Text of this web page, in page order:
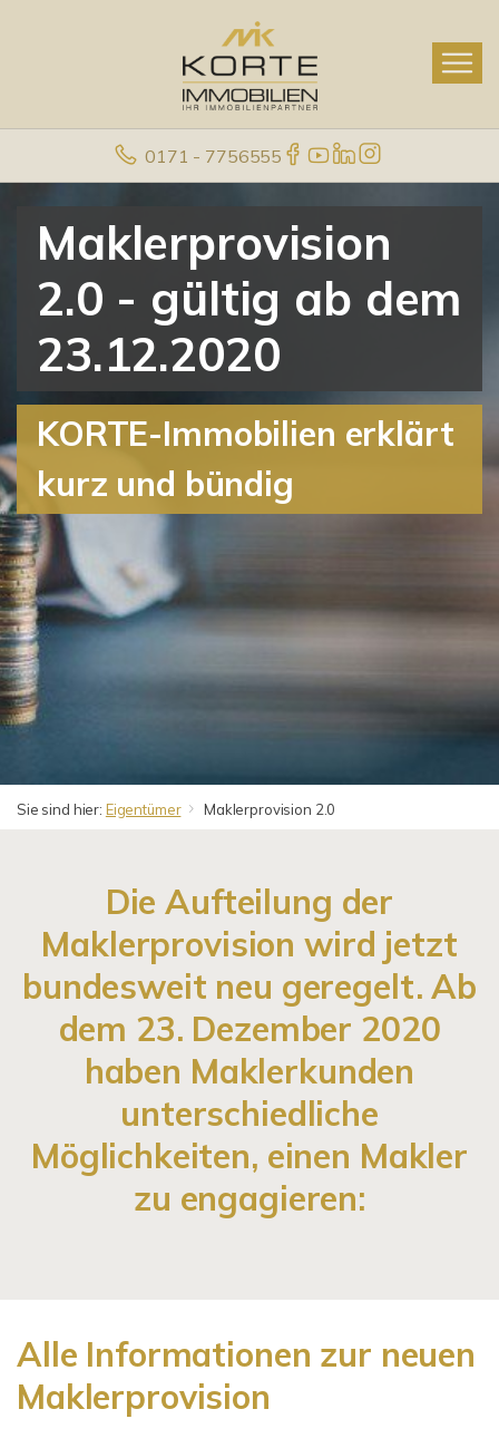
0171 - 7756555
Maklerprovision
2.0 - gültig ab dem
23.12.2020
KORTE-Immobilien erklärt
kurz und bündig
Sie sind hier: Eigentümer Maklerprovision 2.0
Die Aufteilung der
Maklerprovision wird jetzt
bundesweit neu geregelt. Ab
dem 23. Dezember 2020
haben Maklerkunden
unterschiedliche
Möglichkeiten, einen Makler
zu engagieren:
Alle Informationen zur neuen
Maklerprovision